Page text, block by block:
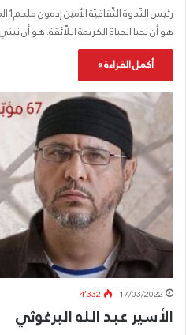
هو أن نحيا الحياة الكريمة اللّائقة. هو أن
أكمل القراءة »
17/03/2022 4٬332
الأسير عبد الله البرغوثي